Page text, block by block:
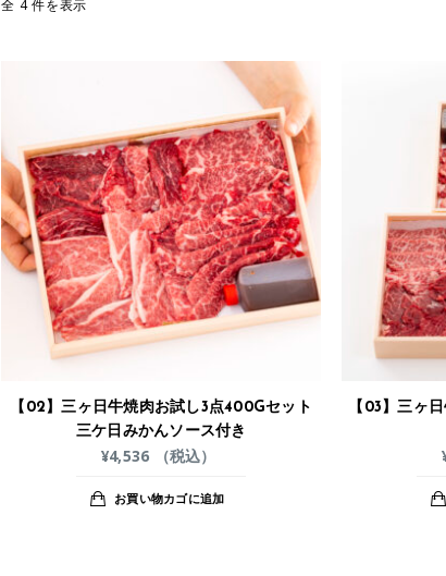
全 4 件を表示
【02】三ヶ日牛焼肉お試し3点400Gセット
三ケ日みかんソース付き
¥4,536 （税込）
お買い物カゴに追加
【03】三ヶ